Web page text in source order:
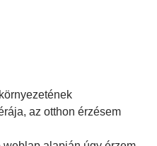
az otthon érzésem